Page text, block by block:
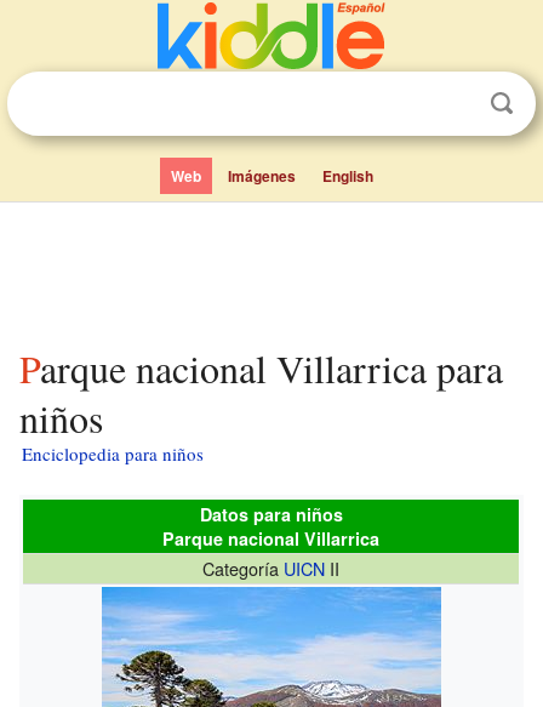
Web Imágenes English
Parque nacional Villarrica para
niños
Enciclopedia para niños
Datos para niños
Parque nacional Villarrica
Categoría UICN II